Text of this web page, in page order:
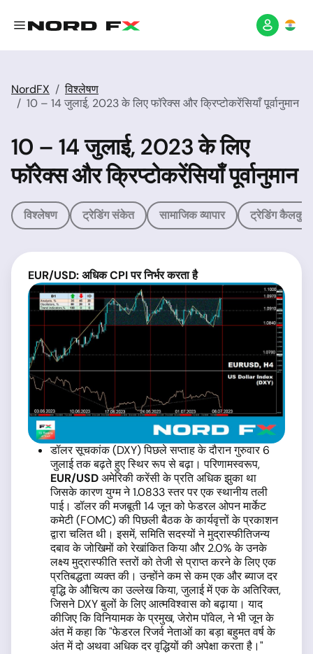
NordFX
विश्लेषण
10 – 14 जुलाई, 2023 के लिए फॉरेक्स और क्रिप्टोकरेंसियाँ पूर्वानुमान
10 – 14 जुलाई, 2023 के लिए
फॉरेक्स और क्रिप्टोकरेंसियाँ पूर्वानुमान
विश्लेषण ट्रेडिंग संकेत सामाजिक व्यापार ट्रेडिंग
EUR/USD: अधिक CPI पर निर्भर करता है
डॉलर सूचकांक (DXY) पिछले सप्ताह के दौरान गुरुवार 6
जुलाई तक बढ़ते हुए स्थिर रूप से बढ़ा। परिणामस्वरूप,
EUR/USDअमेरिकी करेंसी के प्रति अधिक झुका था
जिसके कारण युग्म ने 1.0833 स्तर पर एक स्थानीय तली
पाई। डॉलर की मजबूती 14 जून को फेडरल ओपन मार्केट
कमेटी (FOMC) की पिछली बैठक के कार्यवृत्तों के प्रकाशन
द्वारा चलित थी। इसमें, समिति सदस्यों ने मुद्रास्फीतिजन्य
दबाव के जोखिमों को रेखांकित किया और 2.0% के उनके
लक्ष्य मुद्रास्फीति स्तरों को तेजी से प्राप्त करने के लिए एक
प्रतिबद्धता व्यक्त की। उन्होंने कम से कम एक और ब्याज दर
वृद्धि के औचित्य का उल्लेख किया, जुलाई में एक के अतिरिक्त,
जिसने DXY बुलों के लिए आत्मविश्वास को बढ़ाया। याद
कीजिए कि विनियामक के प्रमुख, जेरोम पॉवेल, ने भी जून के
अंत में कहा कि "फेडरल रिजर्व नेताओं का बड़ा बहुमत वर्ष के
अंत में दो अथवा अधिक दर वृद्धियों की अपेक्षा करता है।"